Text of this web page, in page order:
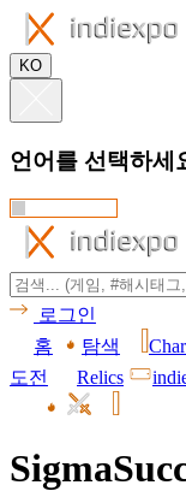
KO
언어를 선택하세
로그인
홈
탐색
도전
Relics